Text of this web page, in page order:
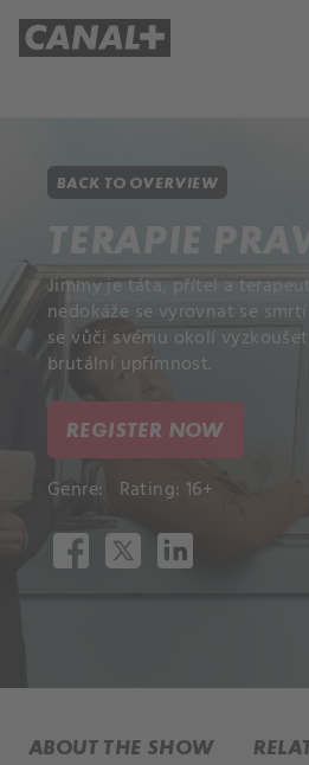
BACK TO OVERVIEW
TERAPIE
Jimmy je táta, přítel a
nedokáže se vyrovnat se
se vůči svému okolí
brutální upřímnost.
REGISTER NOW
Genre: Rating: 16+
ABOUT THE SHOW